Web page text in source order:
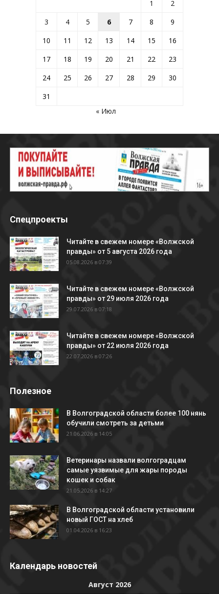
1
2
3
4 5 6 7 8
9
10
11 12 13 14 15
16
17
18 19 20 21 22
23
24
25 26 27 28 29
30
31
« Июл
Спецпроекты
Читайте в свежем номере «Волжской
правды» от 5 августа 2026 года
05.08.2026 в 07:39
Читайте в свежем номере «Волжской
правды» от 29 июля 2026 года
29.07.2026 в 07:18
Читайте в свежем номере «Волжской
правды» от 22 июля 2026 года
22.07.2026 в 07:26
Полезное
В Волгоградской области более 100 нянь
обучили смотреть за детьми
21.06.2026 в 14:05
Ветеринары назвали волгоградцам
самые уязвимые для жары породы
кошек и собак
21.05.2026 в 14:27
В Волгоградской области установили
новый ГОСТ на хлеб
01.04.2026 в 16:23
Календарь новостей
Август 2026